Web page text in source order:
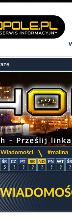
Wiadomości #malina
5 ? ? ? ? ? ? ?